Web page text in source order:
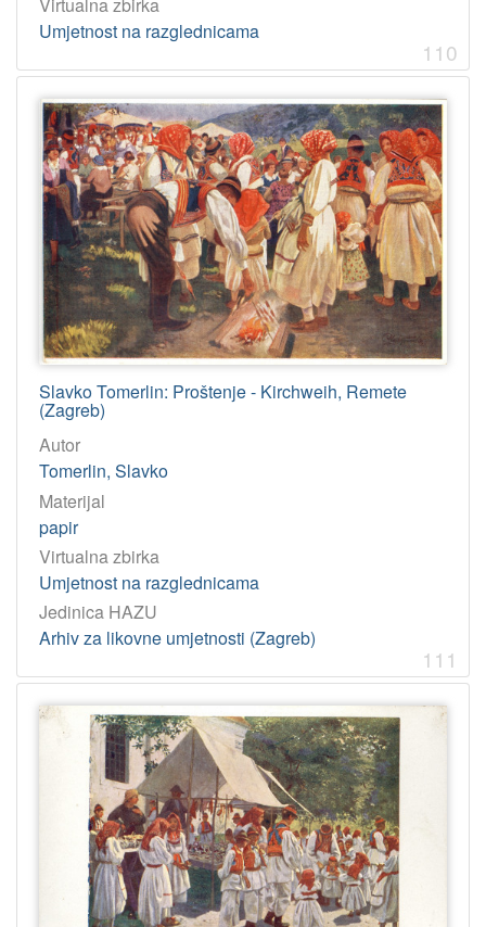
Umjetnost na razglednicama
110
Slavko Tomerlin: Proštenje - Kirchweih, Remete
(Zagreb)
Autor
Tomerlin, Slavko
Materijal
papir
Virtualna zbirka
Umjetnost na razglednicama
Jedinica HAZU
Arhiv za likovne umjetnosti (Zagreb)
111